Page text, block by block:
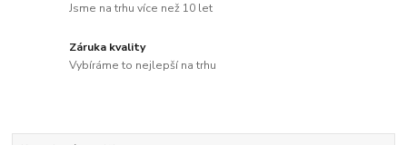
Jsme na trhu více než 10 let
Záruka kvality
Vybíráme to nejlepší na trhu